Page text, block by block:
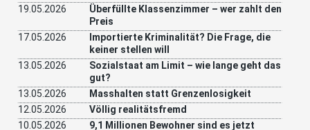
19.05.2026
Überfüllte Klassenzimmer – wer zahlt den
Preis
17.05.2026
Importierte Kriminalität? Die Frage, die
keiner stellen will
13.05.2026
Sozialstaat am Limit – wie lange geht das
gut?
13.05.2026
Masshalten statt Grenzenlosigkeit
12.05.2026
Völlig realitätsfremd
10.05.2026
9,1 Millionen Bewohner sind es jetzt